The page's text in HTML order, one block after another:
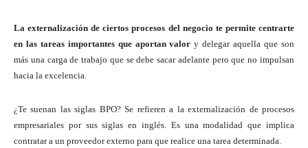
La externalización de ciertos procesos del negocio te permite centrarte
en las tareas importantes que aportan valor y delegar aquella que son
más una carga de trabajo que se debe sacar adelante pero que no impulsan
hacia la excelencia.
¿Te suenan las siglas BPO? Se refieren a la externalización de procesos
empresariales por sus siglas en inglés. Es una modalidad que implica
contratar a un proveedor externo para que realice una tarea determinada.